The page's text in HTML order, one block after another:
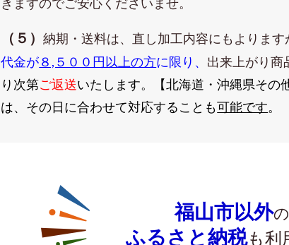
（５）納期・送料は、直し加工内容にもよります
代金が８,５００円以上の方に限り、 出来上がり商
り 次第ご返送いたします。 【北海道・沖縄県その
は、その日に合わせて対応することも可能です。
福山市以外
ふるさと納税も利